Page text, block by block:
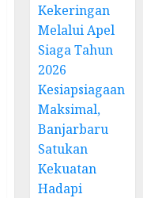
Kekeringan
Melalui Apel
Siaga Tahun
2026
Kesiapsiagaan
Maksimal,
Banjarbaru
Satukan
Kekuatan
Hadapi